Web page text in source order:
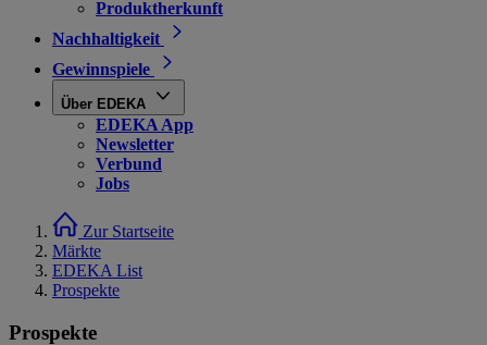
Produktherkunft
Nachhaltigkeit
Gewinnspiele
Über EDEKA
EDEKA App
Newsletter
Verbund
Jobs
Zur Startseite
Märkte
EDEKA List
Prospekte
Prospekte